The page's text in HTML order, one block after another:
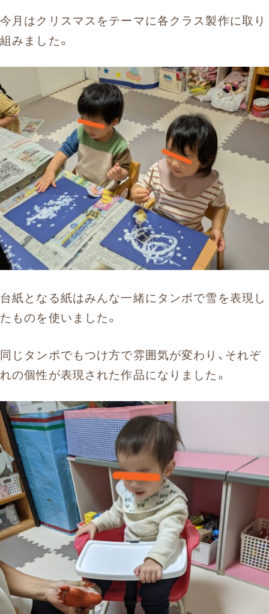
今月はクリスマスをテーマに各クラス製作に取り
組みました。
台紙となる紙はみんな一緒にタンポで雪を表現し
たものを使いました。
同じタンポでもつけ方で雰囲気が変わり、それぞ
れの個性が表現された作品になりました。